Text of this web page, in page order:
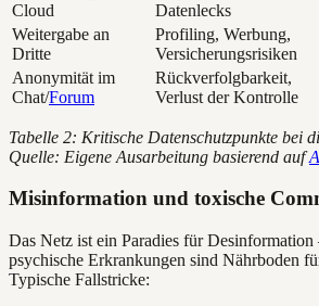
Cloud
Datenlecks
Weitergabe an
Dritte
Profiling, Werbung,
Versicherungsrisiken
Anonymität im
Chat/Forum
Rückverfolgbarkeit,
Verlust der Kontrolle
Tabelle 2: Kritische Datenschutzpunkte bei
Quelle: Eigene Ausarbeitung basierend auf
Misinformation und toxische
Das Netz ist ein Paradies für Desinformation
psychische Erkrankungen sind Nährboden
Typische Fallstricke: